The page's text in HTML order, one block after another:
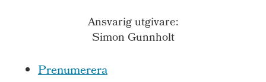
Ansvarig utgivare:
Simon Gunnholt
Prenumerera